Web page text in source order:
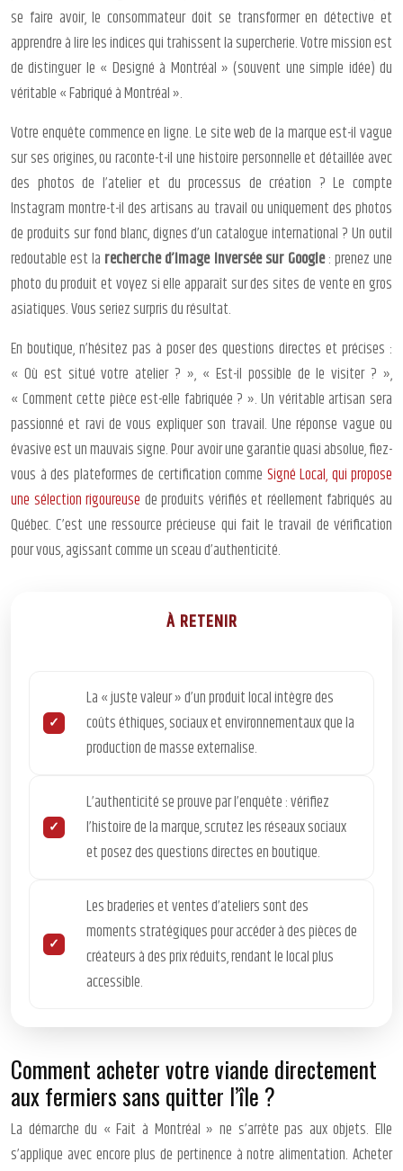
se faire avoir, le consommateur doit se transformer en détective et
apprendre à lire les indices qui trahissent la supercherie. Votre mission est
de distinguer le « Designé à Montréal » (souvent une simple idée) du
véritable « Fabriqué à Montréal ».
Votre enquête commence en ligne. Le site web de la marque est-il vague
sur ses origines, ou raconte-t-il une histoire personnelle et détaillée avec
des photos de l’atelier et du processus de création ? Le compte
Instagram montre-t-il des artisans au travail ou uniquement des photos
de produits sur fond blanc, dignes d’un catalogue international ? Un outil
redoutable est la recherche d’image inversée sur Google: prenez une
photo du produit et voyez si elle apparaît sur des sites de vente en gros
asiatiques. Vous seriez surpris du résultat.
En boutique, n’hésitez pas à poser des questions directes et précises :
« Où est situé votre atelier ? », « Est-il possible de le visiter ? »,
« Comment cette pièce est-elle fabriquée ? ». Un véritable artisan sera
passionné et ravi de vous expliquer son travail. Une réponse vague ou
évasive est un mauvais signe. Pour avoir une garantie quasi absolue, fiez-
vous à des plateformes de certification comme Signé Local, qui propose
une sélection rigoureuse de produits vérifiés et réellement fabriqués au
Québec. C’est une ressource précieuse qui fait le travail de vérification
pour vous, agissant comme un sceau d’authenticité.
À RETENIR
La « juste valeur » d’un produit local intègre des
coûts éthiques, sociaux et environnementaux que la
production de masse externalise.
L’authenticité se prouve par l’enquête : vérifiez
l’histoire de la marque, scrutez les réseaux sociaux
et posez des questions directes en boutique.
Les braderies et ventes d’ateliers sont des
moments stratégiques pour accéder à des pièces de
créateurs à des prix réduits, rendant le local plus
accessible.
Comment acheter votre viande directement
aux fermiers sans quitter l’île ?
La démarche du « Fait à Montréal » ne s’arrête pas aux objets. Elle
s’applique avec encore plus de pertinence à notre alimentation. Acheter